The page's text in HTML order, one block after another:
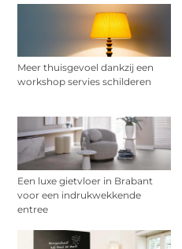
Meer thuisgevoel dankzij een
workshop servies schilderen
Een luxe gietvloer in Brabant
voor een indrukwekkende
entree